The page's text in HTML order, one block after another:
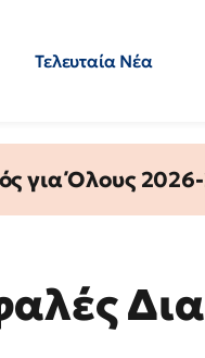
Τελευταία Νέα
για Όλους